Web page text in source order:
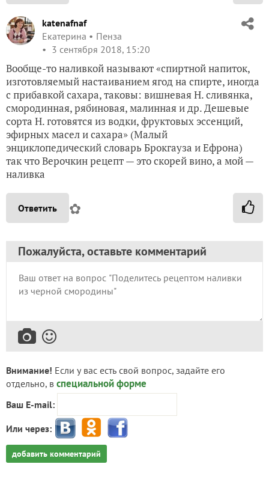
katenafnaf
Екатерина
Пенза
3 сентября 2018, 15:20
Вообще-то наливкой называют «спиртной напиток,
изготовляемый настаиванием ягод на спирте, иногда
с прибавкой сахара, таковы: вишневая Н. сливянка,
смородинная, рябиновая, малинная и др. Дешевые
сорта Н. готовятся из водки, фруктовых эссенций,
эфирных масел и сахара» (Малый
энциклопедический словарь Брокгауза и Ефрона)
так что Верочкин рецепт — это скорей вино, а мой —
наливка
Ответить ✿
Пожалуйста, оставьте комментарий
Внимание! Если у вас есть свой вопрос, задайте его
отдельно, в специальной форме
Ваш E-mail:
Или через:
добавить комментарий